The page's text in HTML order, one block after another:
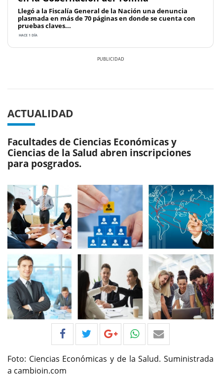
Llegó a la Fiscalía General de la Nación una denuncia
plasmada en más de 70 páginas en donde se cuenta con
pruebas claves...
HACE 1 DÍA
ACTUALIDAD
Facultades de Ciencias Económicas y
Ciencias de la Salud abren inscripciones
para posgrados.
Foto: Ciencias Económicas y de la Salud. Suministrada
a cambioin.com